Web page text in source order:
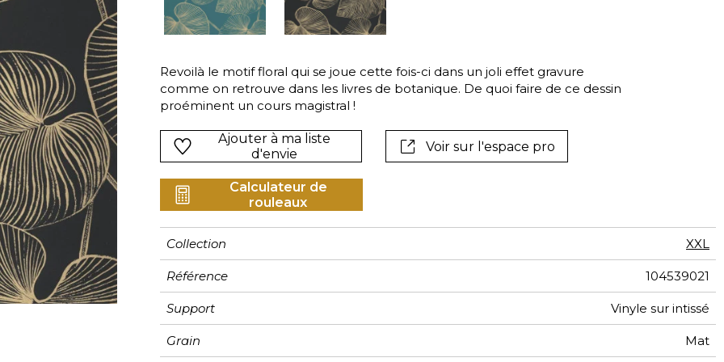
Rose
Vert
Violet
Rose
Violet
Ornemental
Rayures
Unis
Rose
Violet
Rayure
Revoilà le motif floral qui se joue cette fois-ci dans un joli effet gravure
comme on retrouve dans les livres de botanique. De quoi faire de ce dessin
proéminent un cours magistral !
Ajouter à ma liste
d'envie
Voir sur l'espace pro
Calculateur de
rouleaux
Collection XXL
Référence 104539021
Support Vinyle sur intissé
Grain Mat